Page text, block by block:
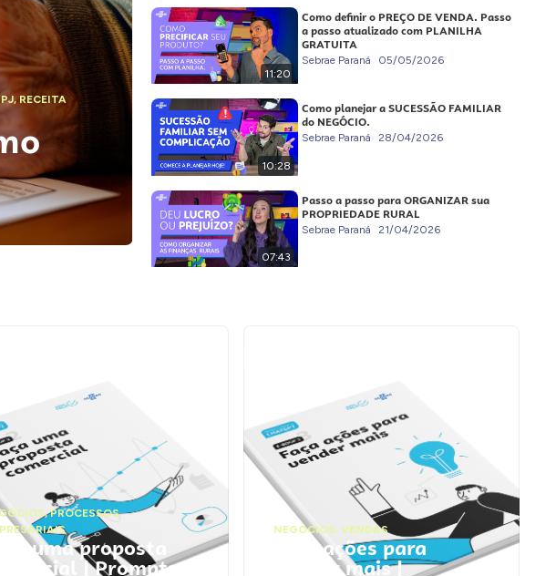
,RECEITA
11:20
Como definir o PREÇO DE VENDA. Passo
a passo atualizado com PLANILHA
GRATUITA
Sebrae Paraná 05/05/2026
10:28
Como planejar a SUCESSÃO FAMILIAR
do NEGÓCIO.
Sebrae Paraná 28/04/2026
07:43
Passo a passo para ORGANIZAR sua
PROPRIEDADE RURAL
Sebrae Paraná 21/04/2026
,PROCESSOS
uma proposta
| Prompts
NEGÓCIOS, VENDAS
Faça ações para
vender mais |